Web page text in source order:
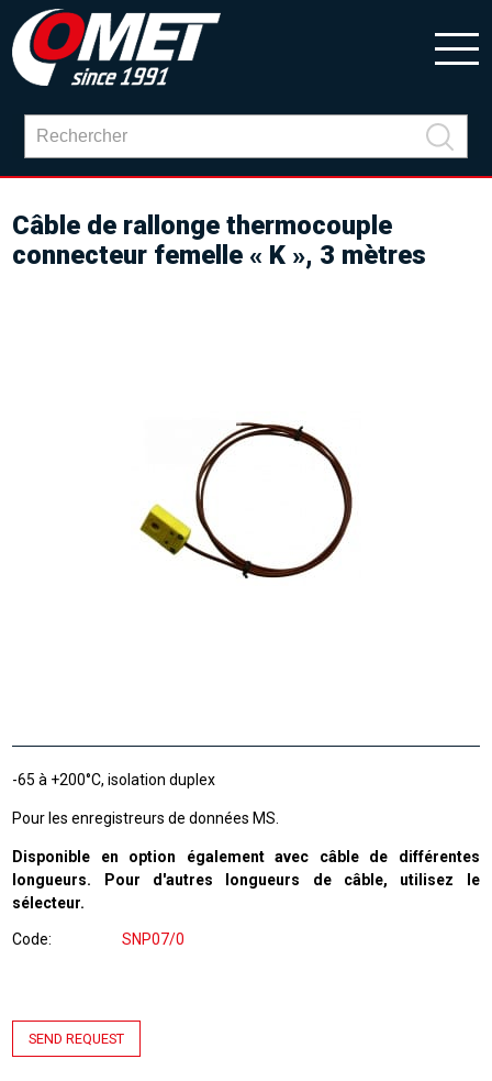
Câble de rallonge thermocouple
connecteur femelle « K », 3 mètres
-65 à +200°C, isolation duplex
Pour les enregistreurs de données MS.
Disponible en option également avec câble de différentes
longueurs. Pour d'autres longueurs de câble, utilisez le
sélecteur.
Code SNP07/0
SEND REQUEST